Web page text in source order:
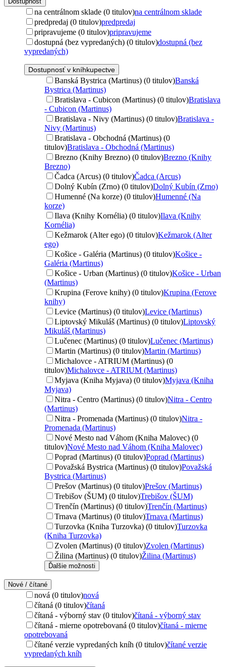
na centrálnom sklade (0 titulov)na centrálnom sklade
predpredaj (0 titulov)predpredaj
pripravujeme (0 titulov)pripravujeme
dostupná (bez vypredaných) (0 titulov)dostupná (bez
vypredaných)
Dostupnosť v kníhkupectve
Banská Bystrica (Martinus) (0 titulov)Banská
Bystrica (Martinus)
Bratislava - Cubicon (Martinus) (0 titulov)Bratislava
- Cubicon (Martinus)
Bratislava - Nivy (Martinus) (0 titulov)Bratislava -
Nivy (Martinus)
Bratislava - Obchodná (Martinus) (0
titulov)Bratislava - Obchodná (Martinus)
Brezno (Knihy Brezno) (0 titulov)Brezno (Knihy
Brezno)
Čadca (Arcus) (0 titulov)Čadca (Arcus)
Dolný Kubín (Zrno) (0 titulov)Dolný Kubín (Zrno)
Humenné (Na korze) (0 titulov)Humenné (Na
korze)
Ilava (Knihy Kornélia) (0 titulov)Ilava (Knihy
Kornélia)
Kežmarok (Alter ego) (0 titulov)Kežmarok (Alter
ego)
Košice - Galéria (Martinus) (0 titulov)Košice -
Galéria (Martinus)
Košice - Urban (Martinus) (0 titulov)Košice - Urban
(Martinus)
Krupina (Ferove knihy) (0 titulov)Krupina (Ferove
knihy)
Levice (Martinus) (0 titulov)Levice (Martinus)
Liptovský Mikuláš (Martinus) (0 titulov)Liptovský
Mikuláš (Martinus)
Lučenec (Martinus) (0 titulov)Lučenec (Martinus)
Martin (Martinus) (0 titulov)Martin (Martinus)
Michalovce - ATRIUM (Martinus) (0
titulov)Michalovce - ATRIUM (Martinus)
Myjava (Kniha Myjava) (0 titulov)Myjava (Kniha
Myjava)
Nitra - Centro (Martinus) (0 titulov)Nitra - Centro
(Martinus)
Nitra - Promenada (Martinus) (0 titulov)Nitra -
Promenada (Martinus)
Nové Mesto nad Váhom (Kniha Malovec) (0
titulov)Nové Mesto nad Váhom (Kniha Malovec)
Poprad (Martinus) (0 titulov)Poprad (Martinus)
Považská Bystrica (Martinus) (0 titulov)Považská
Bystrica (Martinus)
Prešov (Martinus) (0 titulov)Prešov (Martinus)
Trebišov (ŠUM) (0 titulov)Trebišov (ŠUM)
Trenčín (Martinus) (0 titulov)Trenčín (Martinus)
Trnava (Martinus) (0 titulov)Trnava (Martinus)
Turzovka (Kniha Turzovka) (0 titulov)Turzovka
(Kniha Turzovka)
Zvolen (Martinus) (0 titulov)Zvolen (Martinus)
Žilina (Martinus) (0 titulov)Žilina (Martinus)
Ďalšie možnosti
Nové / čítané
nová (0 titulov)nová
čítaná (0 titulov)čítaná
čítaná - výborný stav (0 titulov)čítaná - výborný stav
čítaná - mierne opotrebovaná (0 titulov)čítaná - mierne
opotrebovaná
čítané verzie vypredaných kníh (0 titulov)čítané verzie
vypredaných kníh